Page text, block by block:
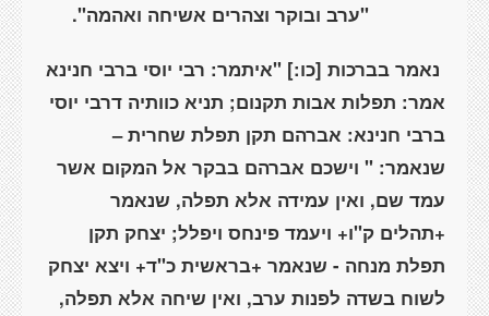
"ערב ובוקר וצהרים אשיחה ואהמה".
נאמר בברכות [כו:] "איתמר: רבי יוסי ברבי חנינא
אמר: תפלות אבות תקנום; תניא כוותיה דרבי יוסי
ברבי חנינא: אברהם תקן תפלת שחרית –
שנאמר: " וישכם אברהם בבקר אל המקום אשר
עמד שם, ואין עמידה אלא תפלה, שנאמר
+תהלים ק"ו+ ויעמד פינחס ויפלל; יצחק תקן
תפלת מנחה - שנאמר +בראשית כ"ד+ ויצא יצחק
לשוח בשדה לפנות ערב, ואין שיחה אלא תפלה,